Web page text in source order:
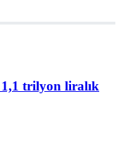
trilyon liralık